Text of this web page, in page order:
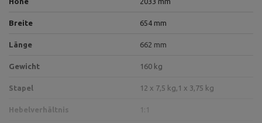
Breite 654 mm
Länge 662 mm
Gewicht 160 kg
Stapel 12 x 7,5 kg, 1 x 3,75 kg
Hebelverhältnis 1:1